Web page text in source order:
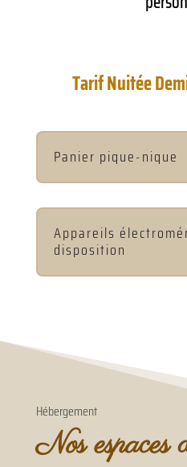
Tarif Nuitée
Panier pique-nique
Appareils
disposition
Hébergement
Nos espaces